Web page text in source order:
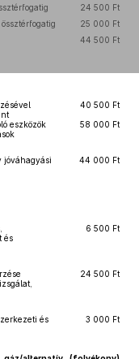
24 500 Ft
25 000 Ft
44 500 Ft
40 500 Ft
eszközök
58 000 Ft
jóváhagyási
44 000 Ft
és
6 500 Ft
24 500 Ft
és
3 000 Ft